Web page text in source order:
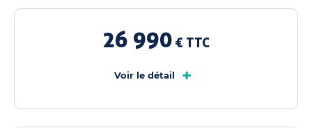
26 990 € TTC
Voir le détail +